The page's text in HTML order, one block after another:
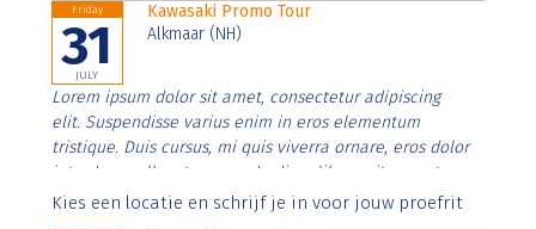
Friday
31
JULY
Kawasaki Promo Tour
Alkmaar (NH)
Lorem ipsum dolor sit amet, consectetur adipiscing
elit. Suspendisse varius enim in eros elementum
tristique. Duis cursus, mi quis viverra ornare, eros dolor
interdum nulla, ut commodo diam libero vitae erat.
Aenean faucibus nibh et justo cursus id rutrum lorem
Kies een locatie en schrijf je in voor jouw proefrit